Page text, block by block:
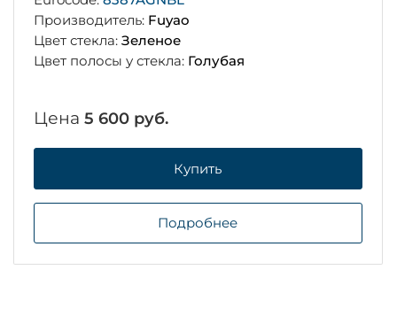
Производитель: Fuyao
Цвет стекла: Зеленое
Цвет полосы у стекла: Голубая
Цена 5 600 руб.
Купить
Подробнее